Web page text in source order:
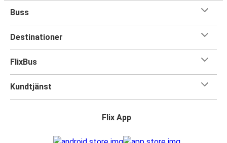
Buss
Destinationer
FlixBus
Kundtjänst
Flix App